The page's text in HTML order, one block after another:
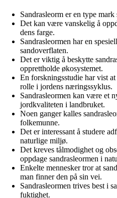
Sandrasleorm er en type
Det kan være vanskelig å
dens farge.
Sandrasleormen har en
sandoverflaten.
Det er viktig å beskytte
opprettholde økosystemet.
En forskningsstudie har vist
rolle i jordens næringssyklus.
Sandrasleormen kan være et
jordkvaliteten i landbruket.
Noen ganger kalles
folkemunne.
Det er interessant å studere
naturlige miljø.
Det kreves tålmodighet og
oppdage sandrasleormen i
Enkelte mennesker tror at
man finner den på sin vei.
Sandrasleormen trives best i
fuktighet.